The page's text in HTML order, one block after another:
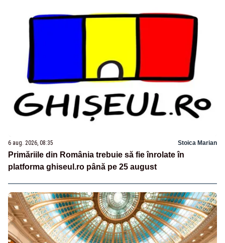
6 aug. 2026, 08:35 Stoica Marian
Primăriile din România trebuie să fie înrolate în
platforma ghiseul.ro până pe 25 august